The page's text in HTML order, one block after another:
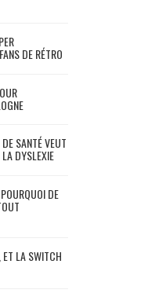
DE RÉTRO
SANTÉ VEUT
DYSLEXIE
DE
ET LA SWITCH